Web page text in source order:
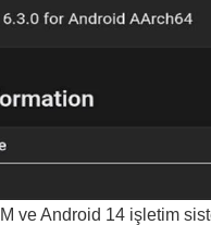
ve Android 14 işletim